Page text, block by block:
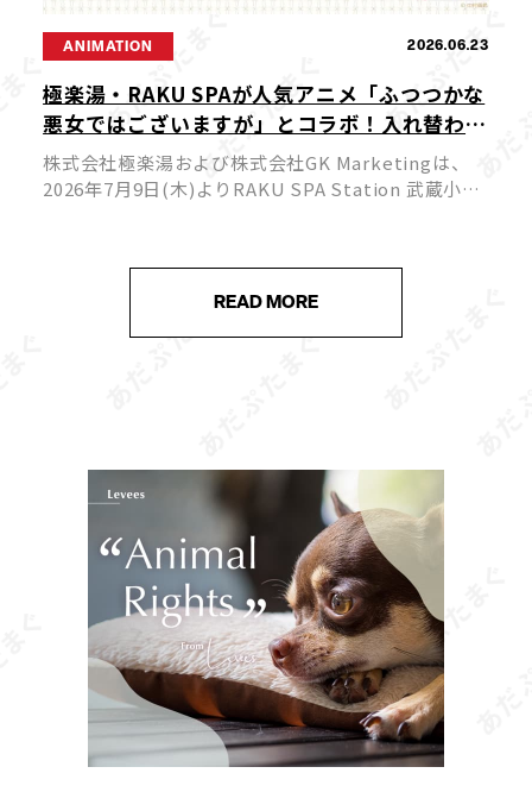
ANIMATION 2026.06.23
極楽湯・RAKU SPAが人気アニメ「ふつつかな
悪女ではございますが」とコラボ！入れ替わり
をテーマにした限定企画が7月9日からスター
ト
株式会社極楽湯および株式会社GK Marketingは、
2026年7月9日(木)よりRAKU SPA Station 武蔵小金
READ MORE